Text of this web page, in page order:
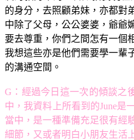
的身分，去照顧弟妹，亦都對
中除了父母，公公婆婆，爺爺
要去尊重，你們之間怎有一個
我想這些亦是他們需要學一輩
的溝通空間。
G：經過今日這一次的傾談之
中，我資料上所看到的June是
當中，是一種準備充足很有經
細節，又或者明白小朋友生活